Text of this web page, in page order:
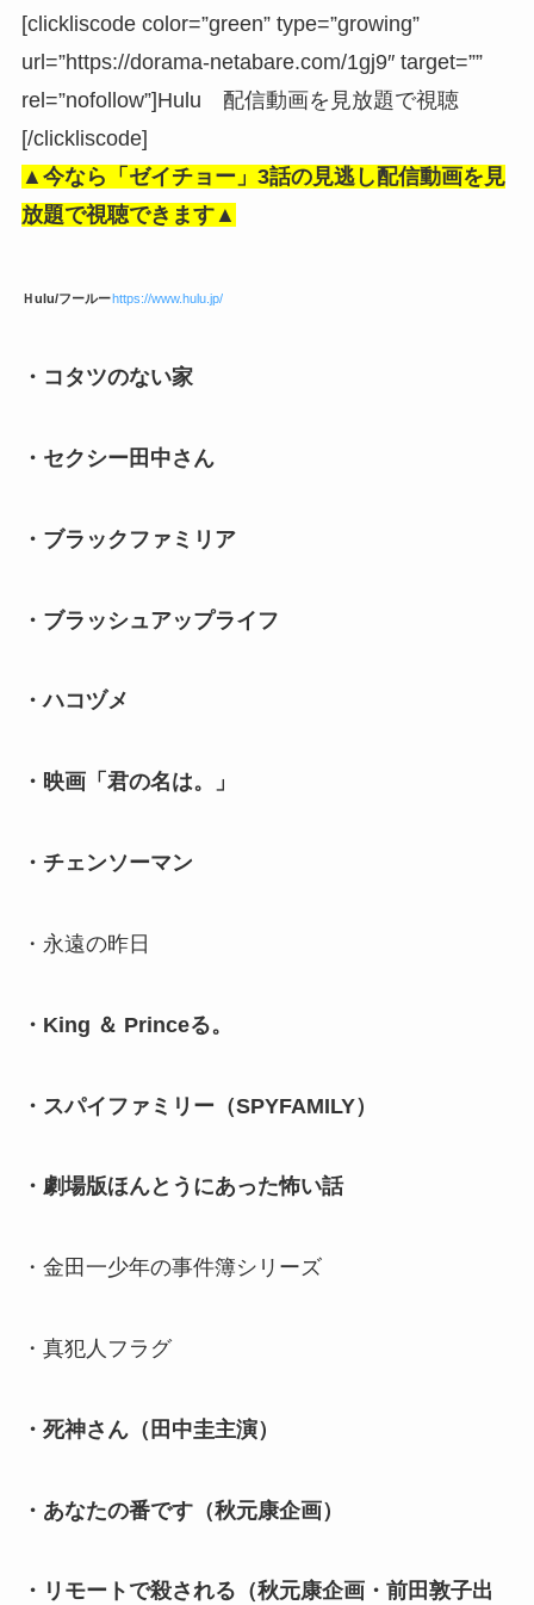
[clickliscode color=”green” type=”growing”
url=”https://dorama-netabare.com/1gj9″ target=””
rel=”nofollow”]Hulu 配信動画を見放題で視聴
[/clickliscode]
▲今なら「ゼイチョー」3話の見逃し配信動画を見
放題で視聴できます▲
Ｈulu/フールーhttps://www.hulu.jp/
・コタツのない家
・セクシー田中さん
・ブラックファミリア
・ブラッシュアップライフ
・ハコヅメ
・映画「君の名は。」
・チェンソーマン
・永遠の昨日
・King ＆ Princeる。
・スパイファミリー（SPYFAMILY）
・劇場版ほんとうにあった怖い話
・金田一少年の事件簿シリーズ
・真犯人フラグ
・死神さん（田中圭主演）
・あなたの番です（秋元康企画）
・リモートで殺される（秋元康企画・前田敦子出